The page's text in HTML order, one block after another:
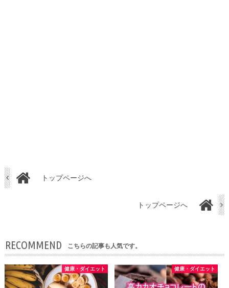
トップページへ
トップページへ
RECOMMEND こちらの記事も人気です。
健康・ダイエット 健康・ダイエット